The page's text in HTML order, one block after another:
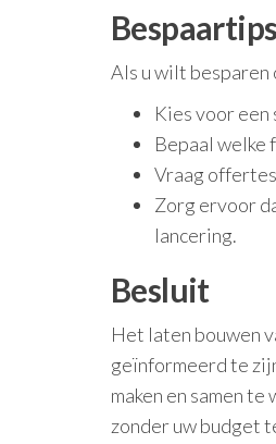
Bespaartips
Als u wilt besparen
Kies voor een
Bepaal welke
Vraag
Zorg ervoor
lancering.
Besluit
Het laten bouwen
geïnformeerd te
maken en samen
zonder uw budget